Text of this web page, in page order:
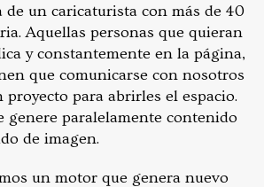
de un caricaturista con más de 40
Aquellas personas que quieran
y constantemente en la página,
que comunicarse con nosotros
para abrirles el espacio.
genere paralelamente contenido
de imagen.
un motor que genera nuevo